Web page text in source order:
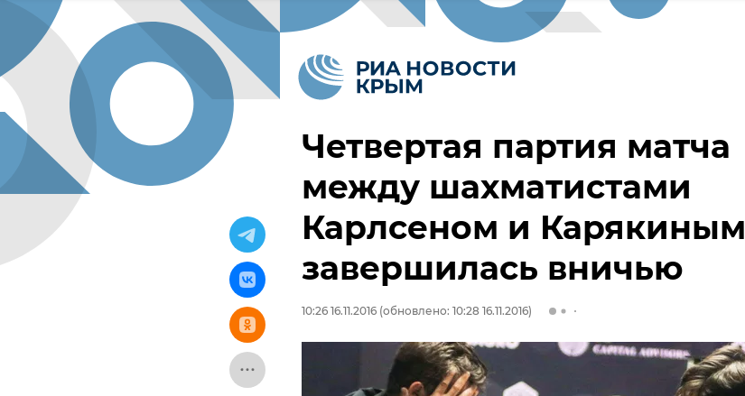
Четвертая партия матча
между шахматистами
Карлсеном и Карякиным
завершилась вничью
10:26 16.11.2016 (обновлено: 10:28 16.11.2016)